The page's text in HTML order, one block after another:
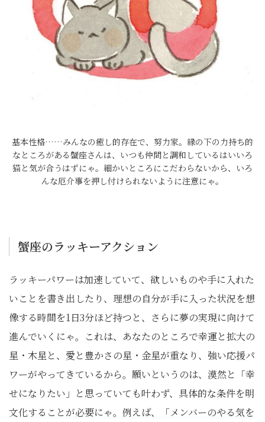
基本性格……みんなの癒し的存在で、努力家。縁の下の力持ち的
なところがある蟹座さんは、いつも仲間と調和しているはいいろ
猫と気が合うはずにゃ。細かいところにこだわらないから、いろ
んな厄介事を押し付けられないように注意にゃ。
蟹座のラッキーアクション
ラッキーパワーは加速していて、欲しいものや手に入れた
いことを書き出したり、理想の自分が手に入った状況を想
像する時間を1日3分ほど持つと、さらに夢の実現に向けて
進んでいくにゃ。これは、あなたのところで幸運と拡大の
星・木星と、愛と豊かさの星・金星が重なり、強い応援パ
ワーがやってきているから。願いというのは、漠然と「幸
せになりたい」と思っていても叶わず、具体的な条件を明
文化することが必要にゃ。例えば、「メンバーのやる気を